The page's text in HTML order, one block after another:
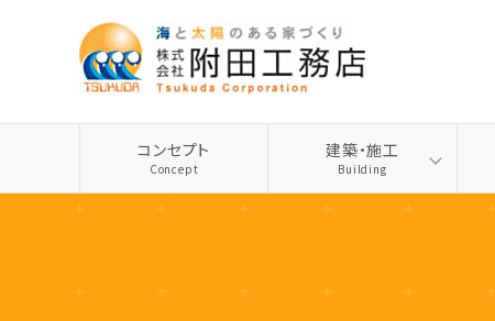
コンセプト
Concept
建築・施工
Building